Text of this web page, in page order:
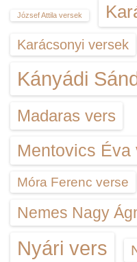
József Attila versek
Karácsonyi versek
Kányádi
Madaras vers
Mentovics Éva
Móra Ferenc verse
Nemes Nagy
Nyári vers